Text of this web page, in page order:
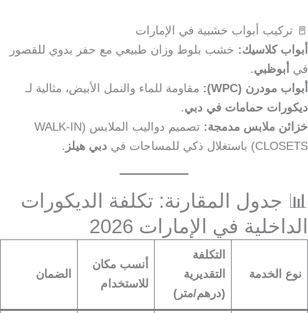
🚪 تركيب أبواب خشبية في الإمارات
أبواب كلاسيك: خشب بلوط وزان طبيعي مع حفر يدوي للقصور
في
أبوظبي.
أبواب مودرن (WPC):
مقاومة للماء والنمل الأبيض، مثالية لـ
ديكورات حمامات في دبي.
خزائن ملابس مدمجة:
تصميم دواليب الملابس (WALK-IN
CLOSETS) باستغلال ذكي للمساحات في
دبي هيلز .
📊 جدول المقارنة: تكلفة الديكورات
الداخلية في الإمارات 2026
نوع الخدمة
التكلفة
التقديرية
(درهم/متر)
أنسب مكان
للاستخدام
الضمان